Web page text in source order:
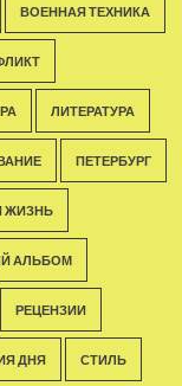
ВОЕННАЯ ТЕХНИКА
ЛИТЕРАТУРА
ПЕТЕРБУРГ
ЖИЗНЬ
АЛЬБОМ
РЕЦЕНЗИИ
ДНЯ СТИЛЬ